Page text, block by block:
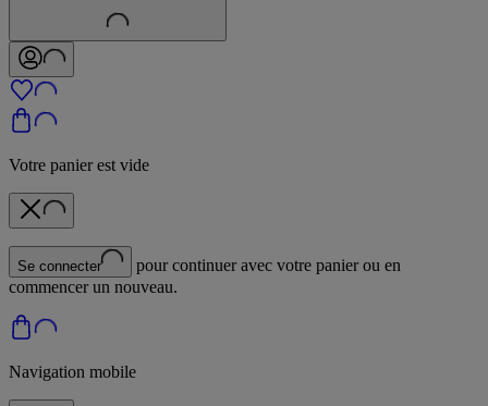
Votre panier est vide
Se connecter
pour continuer avec votre panier ou en
commencer un nouveau.
Navigation mobile